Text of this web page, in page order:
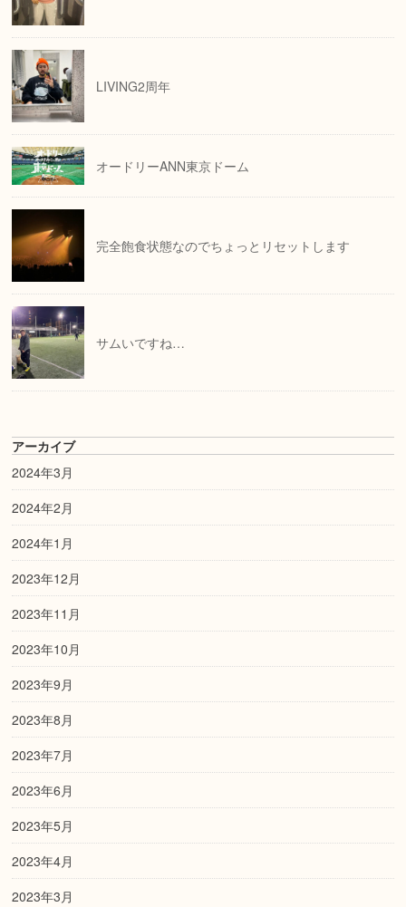
LIVING2周年
オードリーANN東京ドーム
完全飽食状態なのでちょっとリセットします
サムいですね…
アーカイブ
2024年3月
2024年2月
2024年1月
2023年12月
2023年11月
2023年10月
2023年9月
2023年8月
2023年7月
2023年6月
2023年5月
2023年4月
2023年3月